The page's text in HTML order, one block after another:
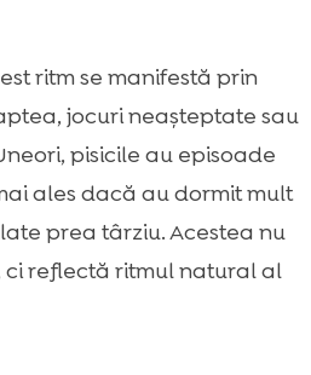
ritm se manifestă prin
jocuri neașteptate sau
pisicile au episoade
ales dacă au dormit mult
prea târziu. Acestea nu
ci reflectă ritmul natural al